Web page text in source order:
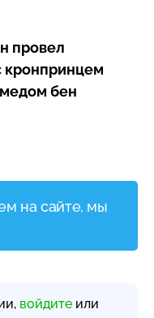
провел
кронпринцем
бен
на сайте, мы
войдите или